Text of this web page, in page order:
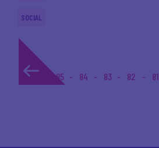
SOCIAL
1... 85 84 83 82 81